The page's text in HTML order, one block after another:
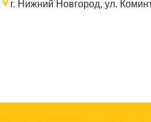
г. Нижний Новгород, ул.